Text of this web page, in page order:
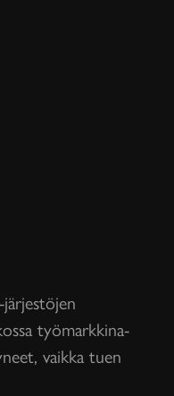
työmarkkina-
vaikka tuen